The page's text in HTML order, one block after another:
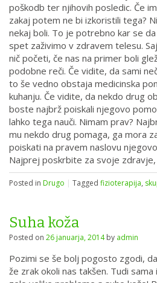
poškodb ter njihovih posledic. Če
zakaj potem ne bi izkoristili tega?
nekaj boli. To je potrebno kar se
spet zaživimo v zdravem telesu.
nič početi, če nas na primer boli
podobne reči. Če vidite, da sami
to še vedno obstaja medicinska
kuhanju. Če vidite, da nekdo drug
boste najbrž poiskali njegovo
lahko tega nauči. Nimam prav?
mu nekdo drug pomaga, ga mora
poiskati na pravem naslovu
Najprej poskrbite za svoje
Posted in Drugo | Tagged fizioterapija,
Suha koža
Posted on 26 januarja, 2014 by admin
Pozimi se še bolj pogosto zgodi,
že zrak okoli nas takšen. Tudi